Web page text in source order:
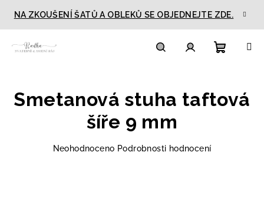
obsah
NA ZKOUŠENÍ ŠATŮ A OBLEKŮ SE OBJEDNEJTE ZDE.
košík
Smetanová stuha taftová
šíře 9 mm
Průměrné
Neohodnoceno Podrobnosti hodnocení